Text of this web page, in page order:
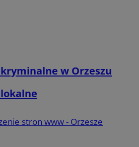
w Orzeszu
stron www - Orzesze